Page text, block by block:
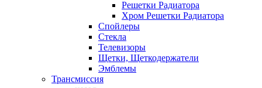
Решетки Радиатора
Хром Решетки Радиатора
Спойлеры
Стекла
Телевизоры
Щетки, Щеткодержатели
Эмблемы
Трансмиссия